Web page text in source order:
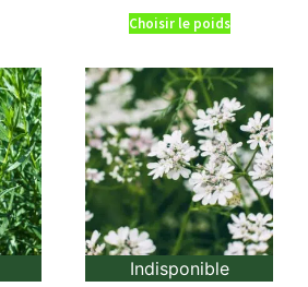
Choisir le poids
Indisponible